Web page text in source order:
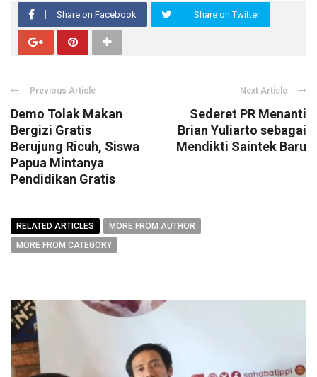
Share on Facebook Share on Twitter
Previous Article
Demo Tolak Makan
Bergizi Gratis
Berujung Ricuh, Siswa
Papua Mintanya
Pendidikan Gratis
Next Article
Sederet PR Menanti
Brian Yuliarto sebagai
Mendikti Saintek Baru
RELATED ARTICLES
MORE FROM AUTHOR
MORE FROM CATEGORY